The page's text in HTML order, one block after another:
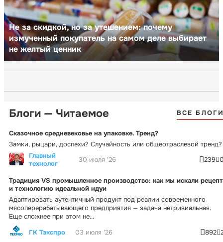
Не за скидкой, но за утешением: почему
измученный покупатель на самом деле выбирает
не желтый ценник
Блоги — Читаемое ВСЕ
Сказочное средневековье на упаковке. Тренд?
Замки, рыцари, доспехи? Случайность или общеотраслевой тренд?
Главный
технолог
30 июля '26 239
Традиция VS промышленное производство: как мы искали рецепт
и технологию идеальной ндуи
Адаптировать аутентичный продукт под реалии современного
мясоперерабатывающего предприятия — задача нетривиальная.
Еще сложнее при этом не...
ГК Тэкспро
03 июля '26 892